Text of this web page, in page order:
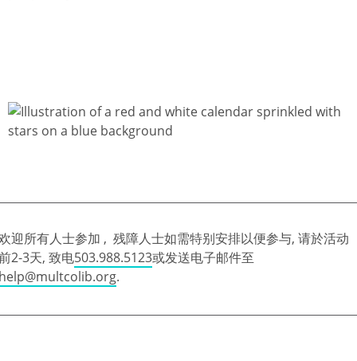
迎所有人士参加 , 残障人士如需特别安排以便参与, 请於活动
2-3天, 致电503.988.5123或发送电子邮件至
.